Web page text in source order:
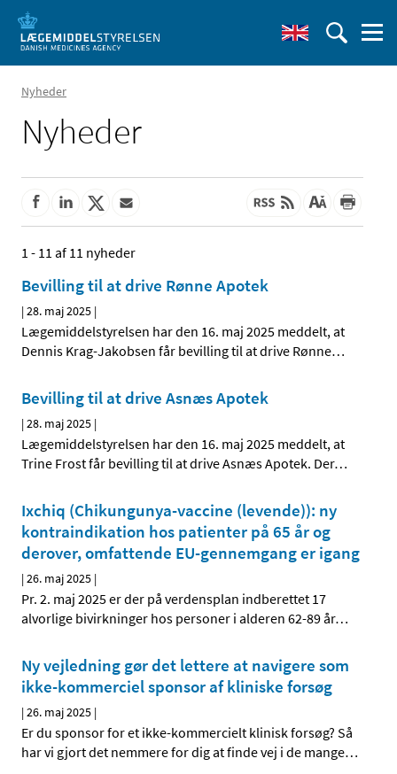
Nyheder
Nyheder
1 - 11 af 11 nyheder
Bevilling til at drive Rønne Apotek
|28. maj 2025 |
Lægemiddelstyrelsen har den 16. maj 2025 meddelt, at
Dennis Krag-Jakobsen får bevilling til at drive Rønne…
Bevilling til at drive Asnæs Apotek
|28. maj 2025 |
Lægemiddelstyrelsen har den 16. maj 2025 meddelt, at
Trine Frost får bevilling til at drive Asnæs Apotek. Der…
Ixchiq (Chikungunya-vaccine (levende)): ny
kontraindikation hos patienter på 65 år og
derover, omfattende EU-gennemgang er igang
|26. maj 2025 |
Pr. 2. maj 2025 er der på verdensplan indberettet 17
alvorlige bivirkninger hos personer i alderen 62-89 år…
Ny vejledning gør det lettere at navigere som
ikke-kommerciel sponsor af kliniske forsøg
|26. maj 2025 |
Er du sponsor for et ikke-kommercielt klinisk forsøg? Så
har vi gjort det nemmere for dig at finde vej i de mange…